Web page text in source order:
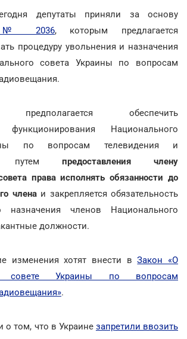
депутаты приняли за основу
№ 2036, которым предлагается
процедуру увольнения и назначения
совета Украины по вопросам
предполагается обеспечить
функционирования Национального
по вопросам телевидения и
путем предоставления члену
права исполнять обязанности до
членаи закрепляется обязательность
назначения членов Национального
должности.
изменения хотят внести вЗакон «О
совете Украины по вопросам
.
о том, что в Украине запретили ввозить